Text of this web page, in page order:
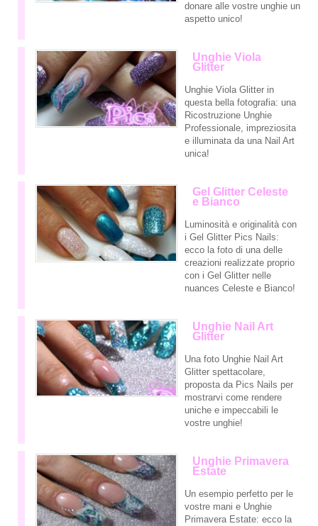
donare alle vostre unghie un
aspetto unico!
Unghie Viola
Glitter
Unghie Viola Glitter in
questa bella fotografia: una
Ricostruzione Unghie
Professionale, impreziosita
e illuminata da una Nail Art
unica!
Gel Glitter Celeste
e Bianco
Luminosità e originalità con
i Gel Glitter Pics Nails:
ecco la foto di una delle
creazioni realizzate proprio
con i Gel Glitter nelle
nuances Celeste e Bianco!
Unghie Nail Art
Glitter
Una foto Unghie Nail Art
Glitter spettacolare,
proposta da Pics Nails per
mostrarvi come rendere
uniche e impeccabili le
vostre unghie!
Unghie Primavera
Estate
Un esempio perfetto per le
vostre mani e Unghie
Primavera Estate: ecco la